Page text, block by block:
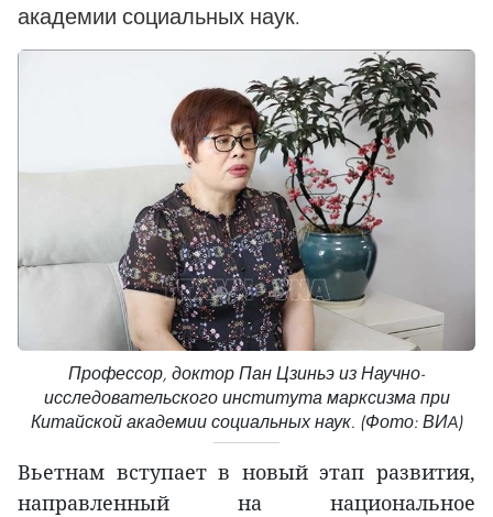
академии социальных наук.
Профессор, доктор Пан Цзиньэ из Научно-
исследовательского института марксизма при
Китайской академии социальных наук. (Фото: ВИA)
Вьетнам вступает в новый этап развития,
направленный на национальное